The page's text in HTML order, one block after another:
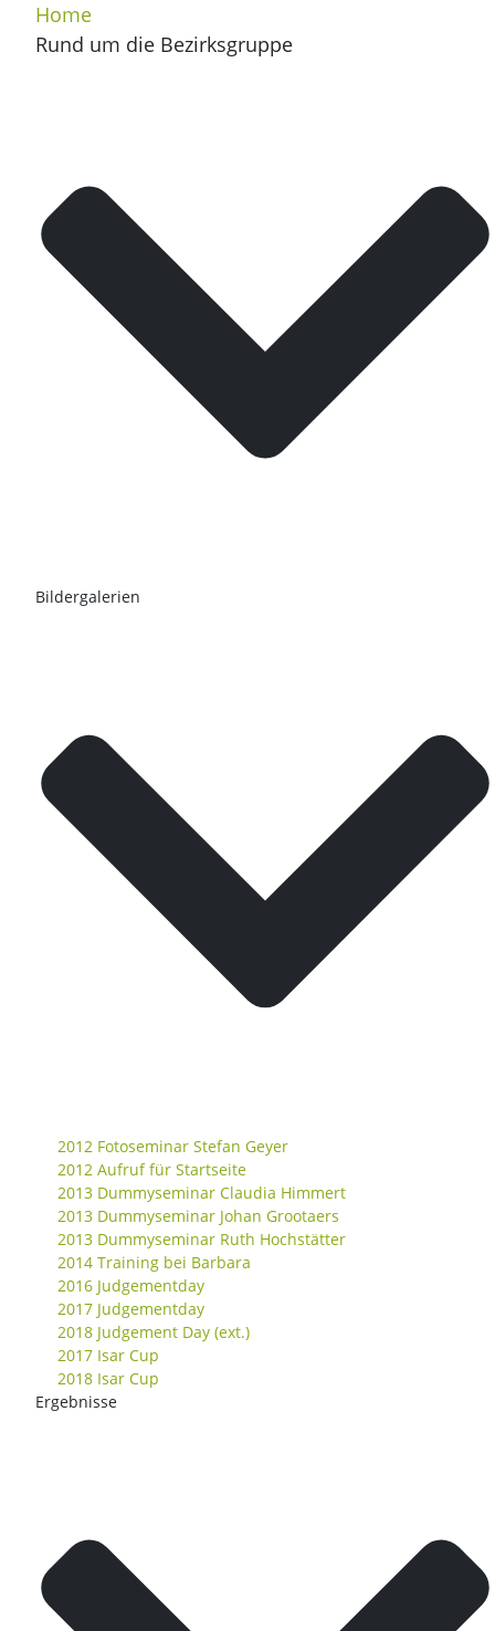
Home
Rund um die Bezirksgruppe
Bildergalerien
2012 Fotoseminar Stefan Geyer
2012 Aufruf für Startseite
2013 Dummyseminar Claudia Himmert
2013 Dummyseminar Johan Grootaers
2013 Dummyseminar Ruth Hochstätter
2014 Training bei Barbara
2016 Judgementday
2017 Judgementday
2018 Judgement Day (ext.)
2017 Isar Cup
2018 Isar Cup
Ergebnisse